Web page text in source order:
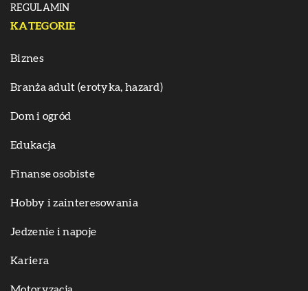
REGULAMIN
KATEGORIE
Biznes
Branża adult (erotyka, hazard)
Dom i ogród
Edukacja
Finanse osobiste
Hobby i zainteresowania
Jedzenie i napoje
Kariera